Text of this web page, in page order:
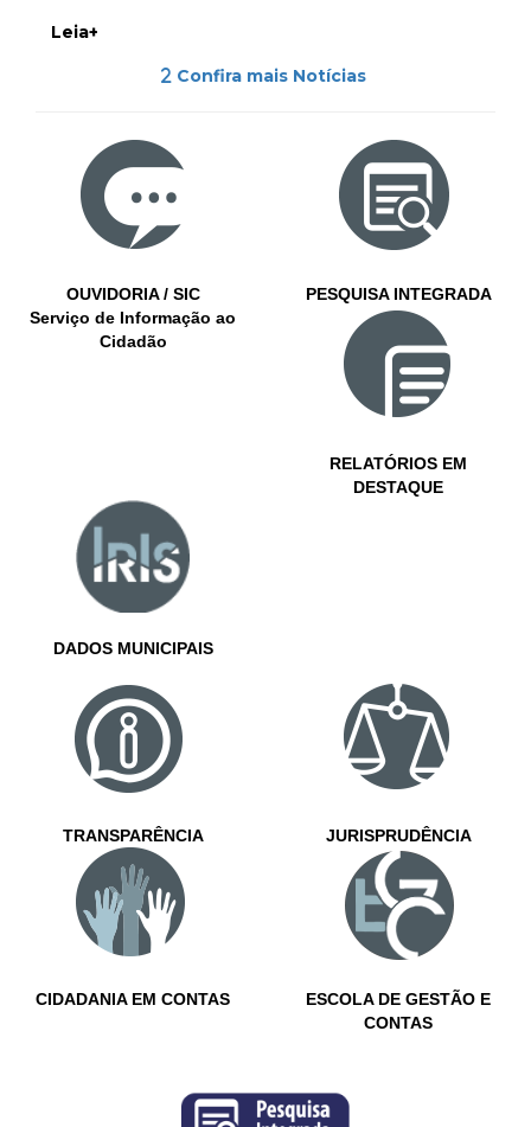
Leia+
Confira mais Notícias
OUVIDORIA / SIC
Serviço de Informação ao
Cidadão
PESQUISA INTEGRADA
RELATÓRIOS EM
DESTAQUE
DADOS MUNICIPAIS
TRANSPARÊNCIA JURISPRUDÊNCIA
CIDADANIA EM CONTAS
ESCOLA DE GESTÃO E
CONTAS